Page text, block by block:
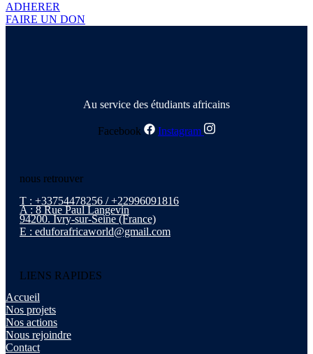
ADHERER
FAIRE UN DON
Au service des étudiants africains
Facebook Instagram
nous retrouver
T : +33754478256 / +22996091816
A : 8 Rue Paul Langevin
94200. Ivry-sur-Seine (France)
E : eduforafricaworld@gmail.com
LIENS RAPIDES
Accueil
Nos projets
Nos actions
Nous rejoindre
Contact